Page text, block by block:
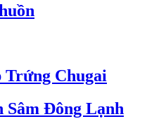
Trứng Chugai
Sâm Đông Lạnh